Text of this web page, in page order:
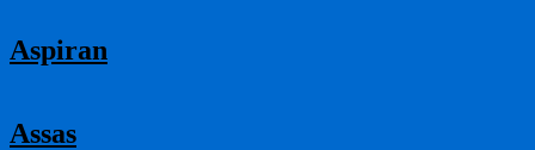
Aspiran
Assas